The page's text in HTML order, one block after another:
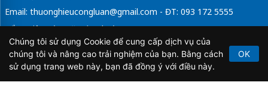
Email: thuonghieucongluan@gmail.com - ĐT: 093 172 5555
Tổng Biên Tập: Vũ Đức Thuận
Giấy phép hoạt động báo chí điện tử số 64/GP-BTTTT do Bộ
Thông tin và Truyền thông cấp ngày 21/2/2020.
Chúng tôi sử dụng Cookie để cung cấp dịch vụ của
chúng tôi và nâng cao trải nghiệm của bạn. Bằng cách
sử dụng trang web này, bạn đã đồng ý với điều này.
OK